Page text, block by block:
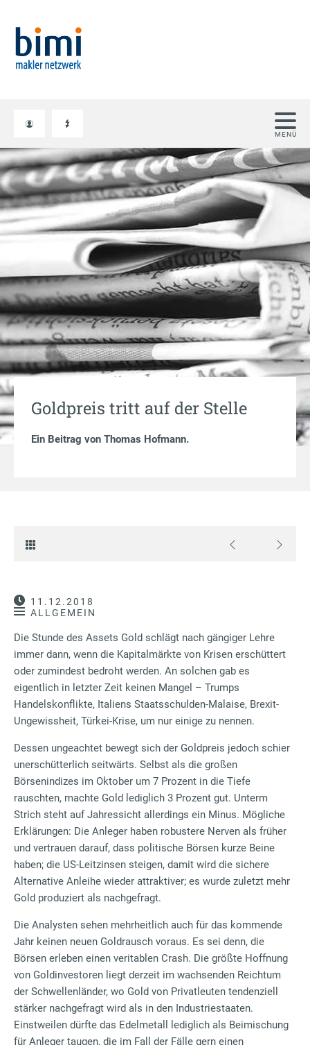
Goldpreis tritt auf der Stelle
Ein Beitrag von Thomas Hofmann.
11.12.2018
ALLGEMEIN
Die Stunde des Assets Gold schlägt nach gängiger Lehre
immer dann, wenn die Kapitalmärkte von Krisen erschüttert
oder zumindest bedroht werden. An solchen gab es
eigentlich in letzter Zeit keinen Mangel – Trumps
Handelskonflikte, Italiens Staatsschulden-Malaise, Brexit-
Ungewissheit, Türkei-Krise, um nur einige zu nennen.
Dessen ungeachtet bewegt sich der Goldpreis jedoch schier
unerschütterlich seitwärts. Selbst als die großen
Börsenindizes im Oktober um 7 Prozent in die Tiefe
rauschten, machte Gold lediglich 3 Prozent gut. Unterm
Strich steht auf Jahressicht allerdings ein Minus. Mögliche
Erklärungen: Die Anleger haben robustere Nerven als früher
und vertrauen darauf, dass politische Börsen kurze Beine
haben; die US-Leitzinsen steigen, damit wird die sichere
Alternative Anleihe wieder attraktiver; es wurde zuletzt mehr
Gold produziert als nachgefragt.
Die Analysten sehen mehrheitlich auch für das kommende
Jahr keinen neuen Goldrausch voraus. Es sei denn, die
Börsen erleben einen veritablen Crash. Die größte Hoffnung
von Goldinvestoren liegt derzeit im wachsenden Reichtum
der Schwellenländer, wo Gold von Privatleuten tendenziell
stärker nachgefragt wird als in den Industriestaaten.
Einstweilen dürfte das Edelmetall lediglich als Beimischung
für Anleger taugen, die im Fall der Fälle gern einen